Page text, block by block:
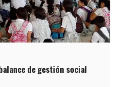
de gestión social